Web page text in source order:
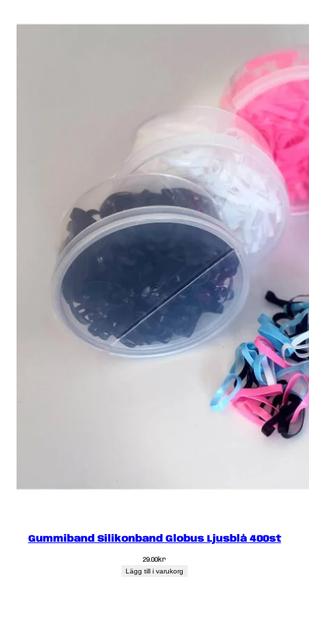
Gummiband Silikonband Globus Ljusblå 400st
29.00kr
Lägg till i varukorg